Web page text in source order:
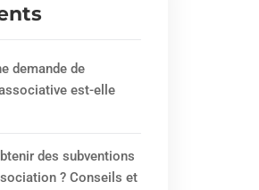
demande de
est-elle
des subventions
? Conseils et